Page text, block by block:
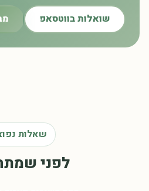
שואלות בווטסאפ
שאלות
לפני